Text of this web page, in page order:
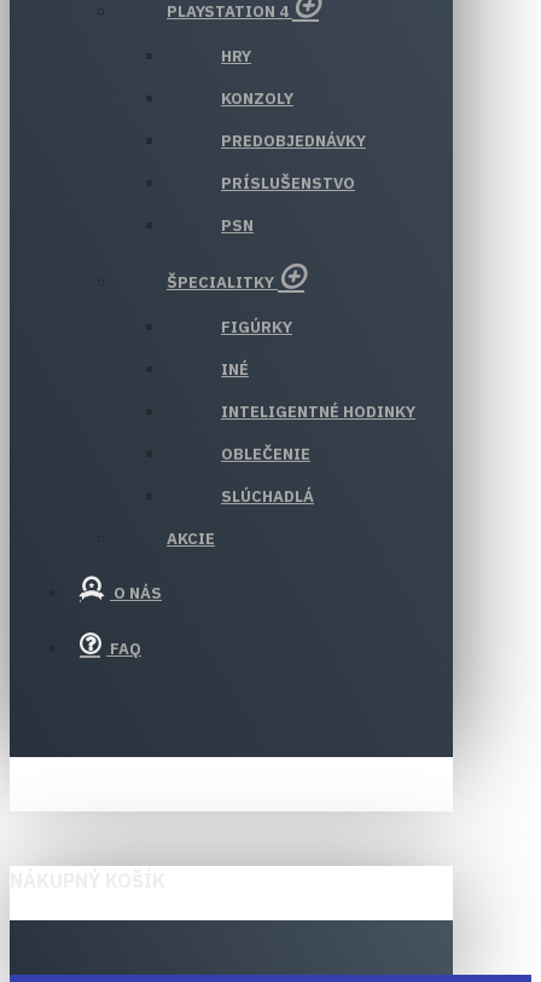
PLAYSTATION 4
HRY
KONZOLY
PREDOBJEDNÁVKY
PRÍSLUŠENSTVO
PSN
ŠPECIALITKY
FIGÚRKY
INÉ
INTELIGENTNÉ HODINKY
OBLEČENIE
SLÚCHADLÁ
AKCIE
O NÁS
FAQ